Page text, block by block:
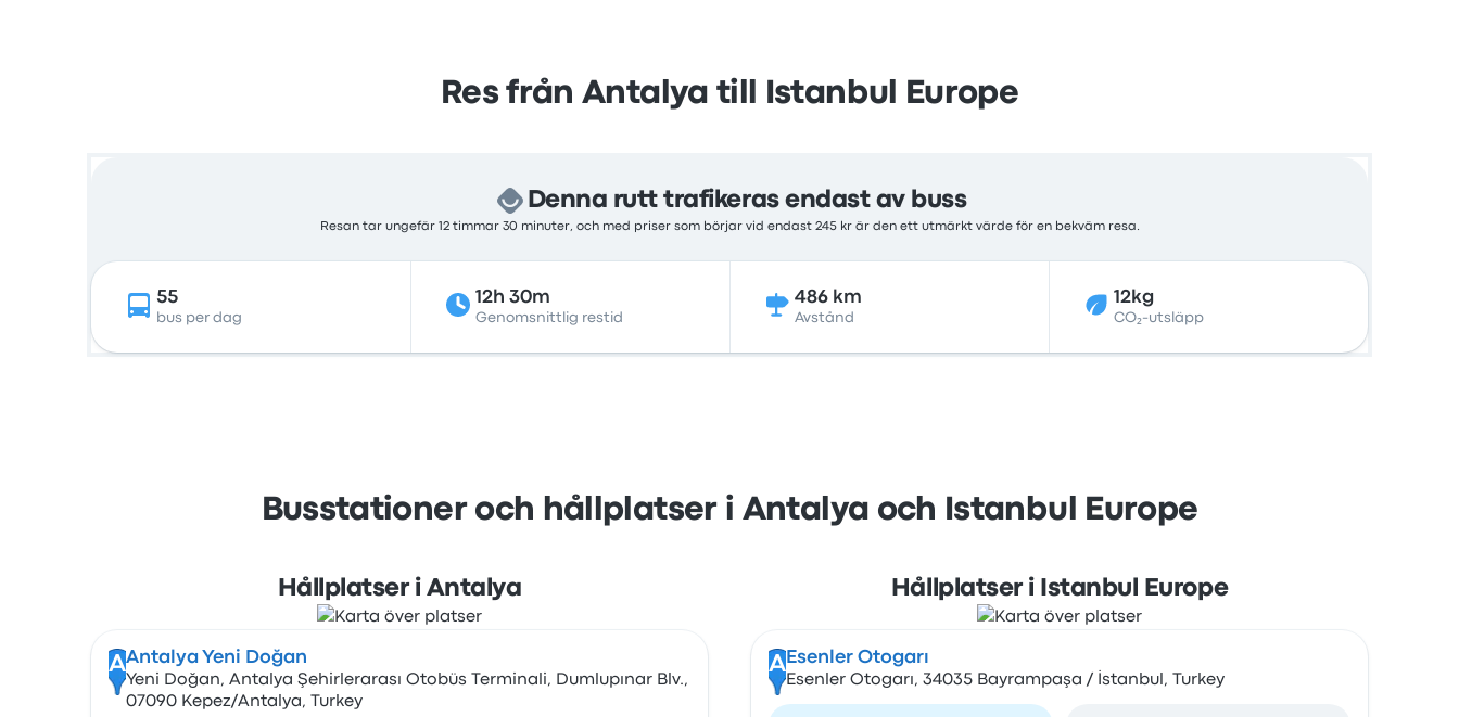
Res från Antalya till Istanbul Europe
Denna rutt trafikeras endast av buss
Resan tar ungefär 12 timmar 30 minuter, och med priser som börjar vid endast 245 kr är den ett utmärkt värde för en bekväm resa.
55
bus per dag
12h 30m
Genomsnittlig restid
486 km
Avstånd
12kg
CO₂-utsläpp
Busstationer och hållplatser i Antalya och Istanbul Europe
Hållplatser i Antalya
AAntalya Yeni Doğan
Yeni Doğan, Antalya Şehirlerarası Otobüs Terminali, Dumlupınar Blv.,
07090 Kepez/Antalya, Turkey
Hållplatser i Istanbul Europe
A Esenler Otogarı
Esenler Otogarı, 34035 Bayrampaşa / İstanbul, Turkey